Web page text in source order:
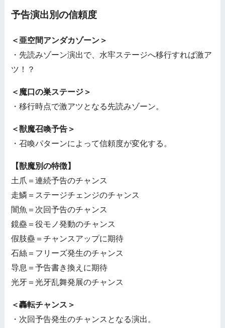
予告演出別の信頼度
＜亜空間アンダカゾーン＞
・先読みゾーン演出で、水牢ステージへ移行すれば激ア
ツ！？
＜魔口の巣ステージ＞
・移行時点で激アツとなる先読みゾーン。
＜獣魔召喚予告＞
・召喚パターンによって信頼度が変化する。
【獣魔別の特徴】
土爪＝連続予告のチャンス
走鱗＝ステージチェンジのチャンス
闇魚＝次回予告のチャンス
鏡蠱＝役モノ発動のチャンス
假肢蠱＝チャンスアップに期待
石絲＝フリーズ発生のチャンス
导息＝予告書き換えに期待
光牙＝光牙乱舞発展のチャンス
＜轟転チャンス＞
・次回予告発生のチャンスとなる演出。